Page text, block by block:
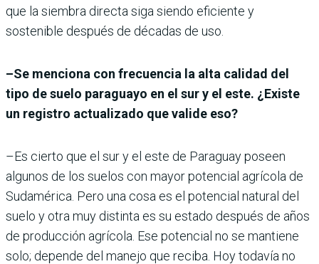
que la siembra directa siga siendo eficiente y
sostenible después de décadas de uso.
–Se menciona con frecuencia la alta calidad del
tipo de suelo paraguayo en el sur y el este. ¿Existe
un registro actualizado que valide eso?
–Es cierto que el sur y el este de Paraguay poseen
algunos de los suelos con mayor potencial agrícola de
Sudamérica. Pero una cosa es el potencial natural del
suelo y otra muy distinta es su estado después de años
de producción agrícola. Ese potencial no se mantiene
solo; depende del manejo que reciba. Hoy todavía no